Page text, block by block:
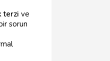
terzi ve
sorun